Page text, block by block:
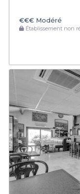
€€€ Modéré
Établissement non